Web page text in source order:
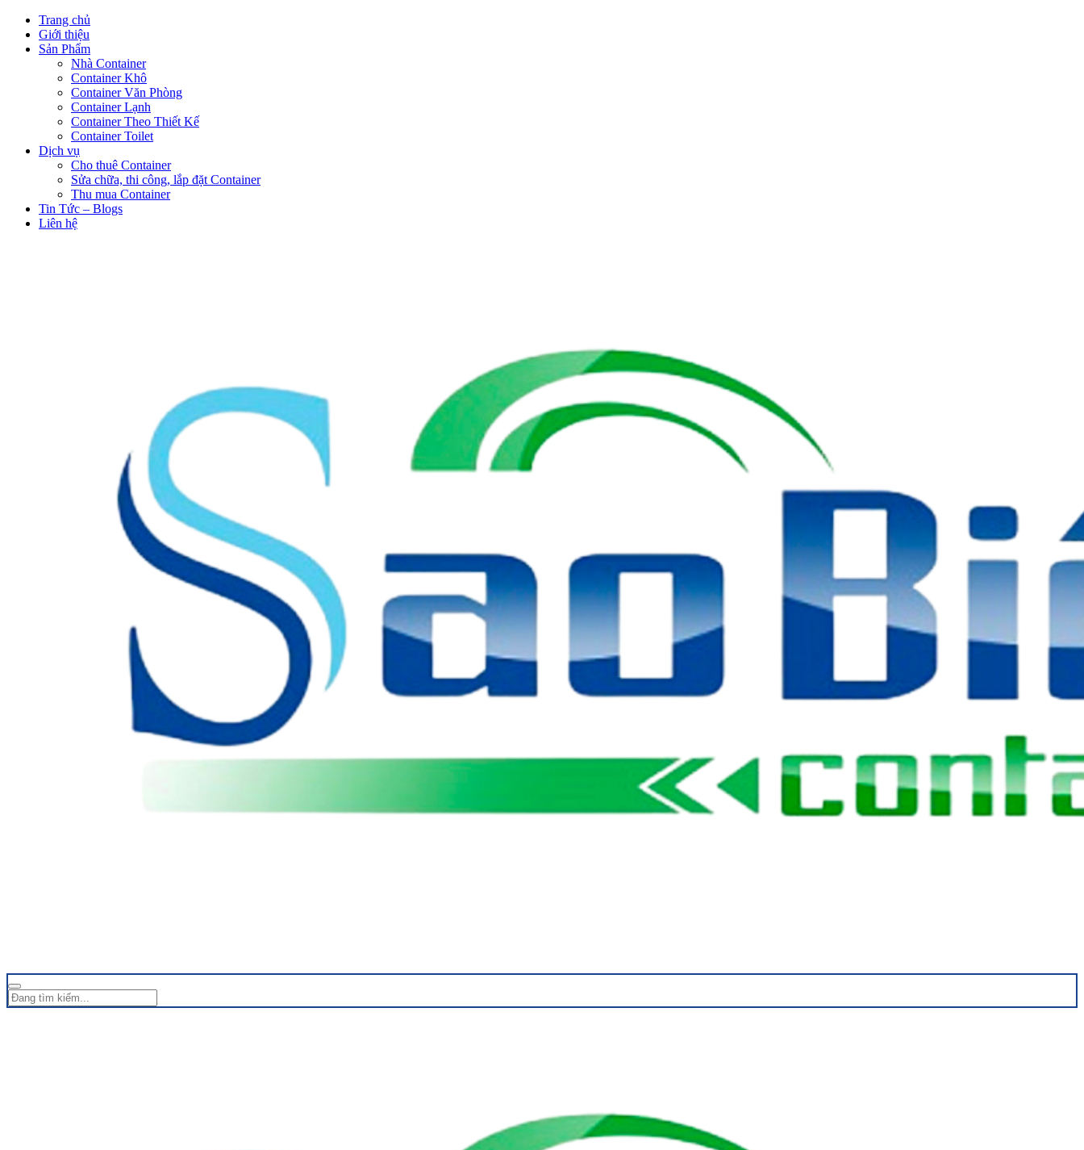
Trang chủ
Giới thiệu
Sản Phẩm
Nhà Container
Container Khô
Container Văn Phòng
Container Lạnh
Container Theo Thiết Kế
Container Toilet
Dịch vụ
Cho thuê Container
Sửa chữa, thi công, lắp đặt Container
Thu mua Container
Tin Tức – Blogs
Liên hệ